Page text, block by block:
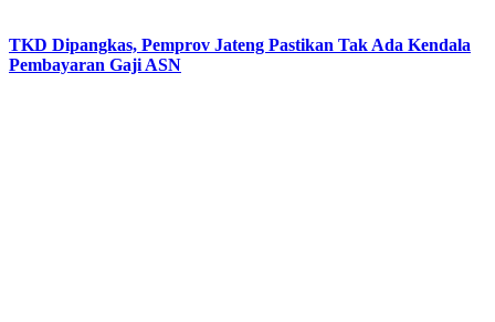
TKD Dipangkas, Pemprov Jateng Pastikan Tak Ada Kendala
Pembayaran Gaji ASN